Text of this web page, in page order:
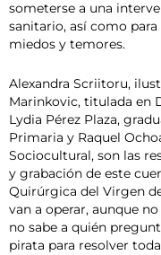
someterse a una
sanitario, así como
miedos y temores.
Alexandra Scriitoru,
Marinkovic, titulada en
Lydia Pérez Plaza,
Primaria y Raquel
Sociocultural, son las
y grabación de este
Quirúrgica del Virgen
van a operar, aunque
no sabe a quién
pirata para resolver